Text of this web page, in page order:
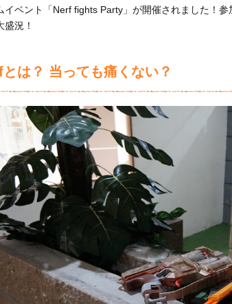
イベント「Nerf fights Party」が開催されました！
盛況！
は？ 当っても痛くない？